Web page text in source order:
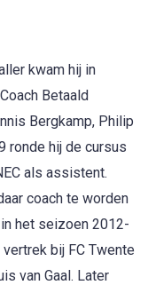
kwam hij in
Betaald
Bergkamp, Philip
ronde hij de cursus
als assistent.
coach te worden
het seizoen 2012-
bij FC Twente
van Gaal. Later